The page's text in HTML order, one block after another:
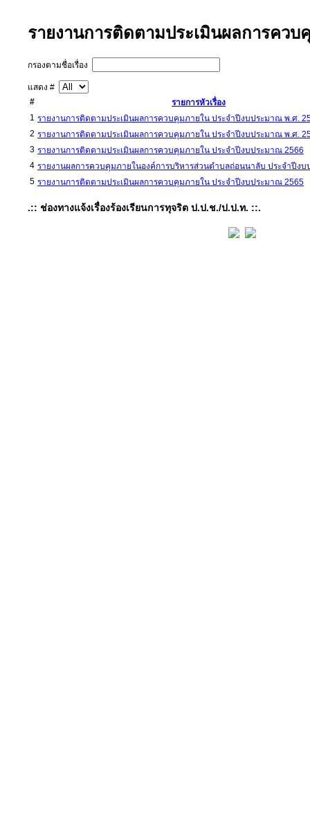
รายงานการติดตามประเมินผลการควบ
กรองตามชื่อเรื่อง
แสดง #
#
รายการหัวเรื่อง
1 รายงานการติดตามประเมินผลการควบคุมภายใน ประจำปีงบประมาณ พ.ศ.
2 รายงานการติดตามประเมินผลการควบคุมภายใน ประจำปีงบประมาณ พ.ศ.
3 รายงานการติดตามประเมินผลการควบคุมภายใน ประจำปีงบประมาณ 2566
4 รายงานผลการควบคุมภายในองค์การบริหารส่วนตำบลถ่อนนาลับ ประจำปีง
5 รายงานการติดตามประเมินผลการควบคุมภายใน ประจำปีงบประมาณ 2565
.:: ช่องทางแจ้งเรื่องร้องเรียนการทุจริต ป.ป.ช./ป.ป.ท. ::.